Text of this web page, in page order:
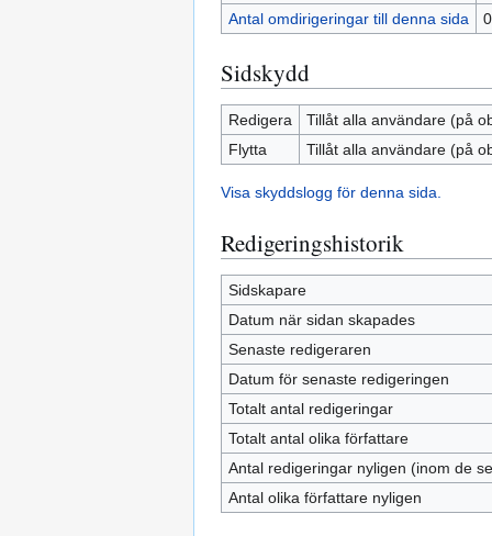
Antal omdirigeringar till denna sida
0
Sidskydd
Redigera
Tillåt alla användare (på
Flytta
Tillåt alla användare (på
Visa skyddslogg för denna sida.
Redigeringshistorik
Sidskapare
Datum när sidan skapades
Senaste redigeraren
Datum för senaste redigeringen
Totalt antal redigeringar
Totalt antal olika författare
Antal redigeringar nyligen (inom de
Antal olika författare nyligen